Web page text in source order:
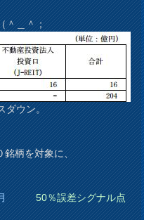
＾＿＾；
ダウン。
銘柄を対象に、
)毎月50％誤差シグナル点